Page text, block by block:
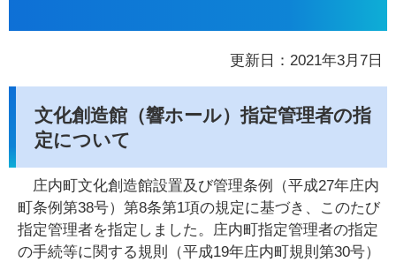
更新日：2021年3月7日
文化創造館（響ホール）指定管理者の指
定について
庄内町文化創造館設置及び管理条例（平成27年庄内
町条例第38号）第8条第1項の規定に基づき、このたび
指定管理者を指定しました。庄内町指定管理者の指定
の手続等に関する規則（平成19年庄内町規則第30号）